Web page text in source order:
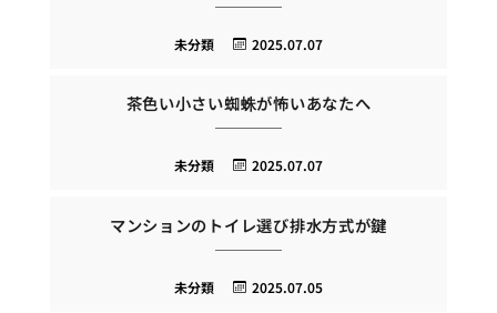
2025.07.07
未分類
茶色い小さい蜘蛛が怖いあなたへ
2025.07.07
未分類
マンションのトイレ選び排水方式が鍵
2025.07.05
未分類